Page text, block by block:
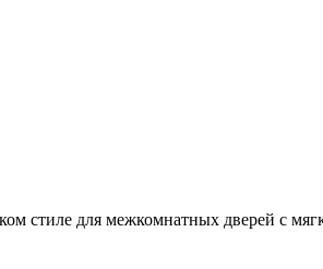
стиле для межкомнатных дверей с